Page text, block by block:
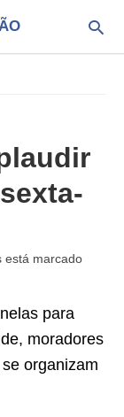
está marcado
para
moradores
organizam